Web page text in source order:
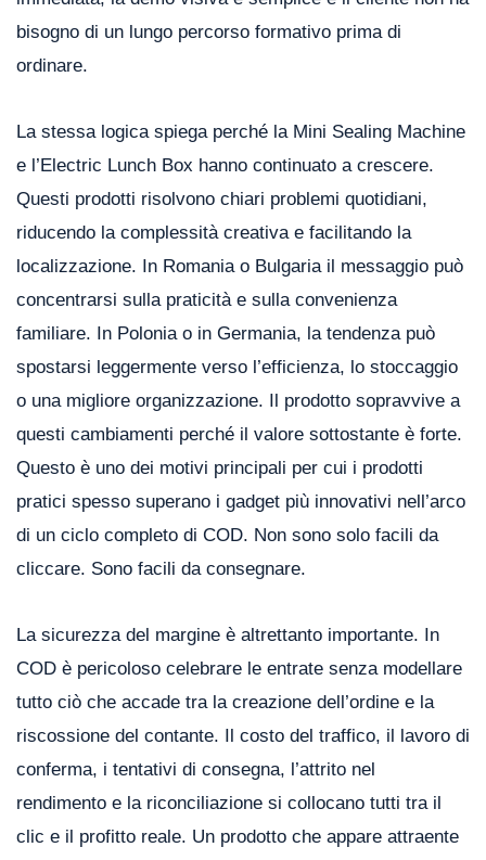
bisogno di un lungo percorso formativo prima di
ordinare.
La stessa logica spiega perché la Mini Sealing Machine
e l’Electric Lunch Box hanno continuato a crescere.
Questi prodotti risolvono chiari problemi quotidiani,
riducendo la complessità creativa e facilitando la
localizzazione. In Romania o Bulgaria il messaggio può
concentrarsi sulla praticità e sulla convenienza
familiare. In Polonia o in Germania, la tendenza può
spostarsi leggermente verso l’efficienza, lo stoccaggio
o una migliore organizzazione. Il prodotto sopravvive a
questi cambiamenti perché il valore sottostante è forte.
Questo è uno dei motivi principali per cui i prodotti
pratici spesso superano i gadget più innovativi nell’arco
di un ciclo completo di COD. Non sono solo facili da
cliccare. Sono facili da consegnare.
La sicurezza del margine è altrettanto importante. In
COD è pericoloso celebrare le entrate senza modellare
tutto ciò che accade tra la creazione dell’ordine e la
riscossione del contante. Il costo del traffico, il lavoro di
conferma, i tentativi di consegna, l’attrito nel
rendimento e la riconciliazione si collocano tutti tra il
clic e il profitto reale. Un prodotto che appare attraente